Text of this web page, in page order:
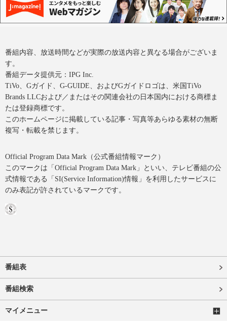
番組内容、放送時間などが実際の放送内容と異なる場合がございま
す。
番組データ提供元：IPG Inc.
TiVo、Gガイド、G-GUIDE、およびGガイドロゴは、米国TiVo
Brands LLCおよび／またはその関連会社の日本国内における商標ま
たは登録商標です。
このホームページに掲載している記事・写真等あらゆる素材の無断
複写・転載を禁じます。
Official Program Data Mark（公式番組情報マーク）
このマークは「Official Program Data Mark」といい、テレビ番組の公
式情報である「SI(Service Information)情報」を利用したサービスに
のみ表記が許されているマークです。
番組表
番組検索
マイメニュー